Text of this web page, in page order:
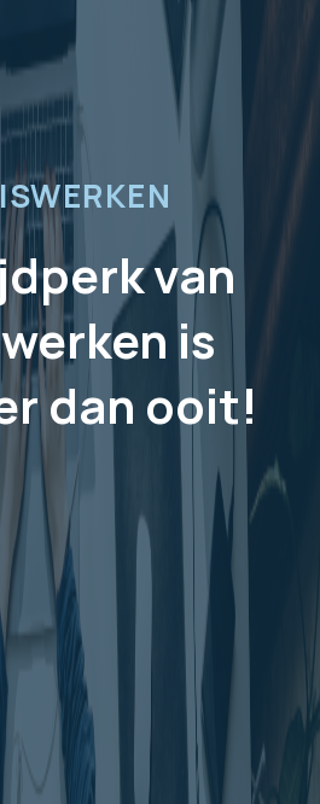
van
is
dan ooit!